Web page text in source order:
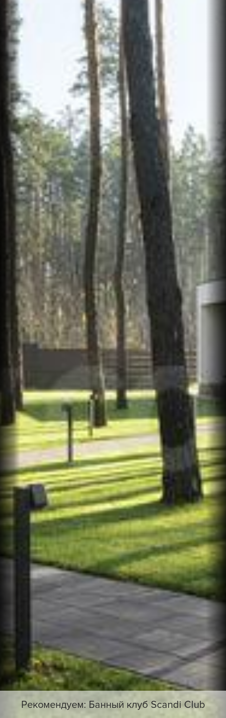
Рекомендуем: Банный клуб Scandi Club